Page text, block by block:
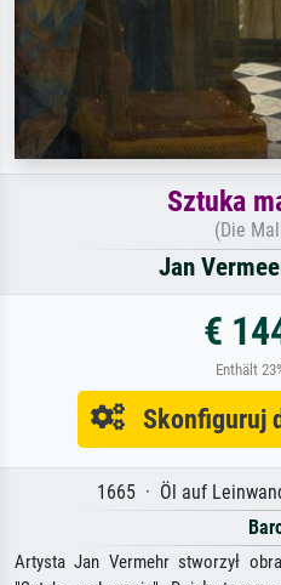
Sztuka
(Die
Jan
€
Enthält
Skonfiguruj
1665 · Öl auf
Artysta Jan Vermehr stworzył